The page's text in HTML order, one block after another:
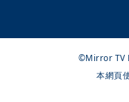
©Mirror TV
本網頁